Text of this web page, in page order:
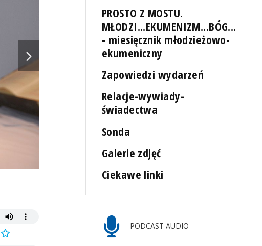
Carlo Acutis jest pierwszym błogosławionym tak zwanego
PROSTO Z MOSTU.
MŁODZI...EKUMENIZM...BÓG...
- miesięcznik młodzieżowo-
ekumeniczny
Zapowiedzi wydarzeń
Relacje-wywiady-
świadectwa
Sonda
Galerie zdjęć
Ciekawe linki
PODCAST AUDIO